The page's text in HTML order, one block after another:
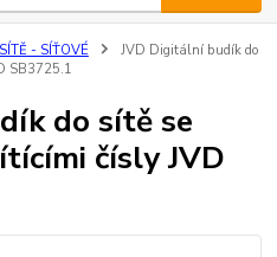
- SÍŤOVÉ
JVD Digitální budík do
SB3725.1
do sítě se
čísly JVD